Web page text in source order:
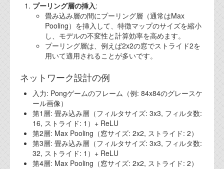
プーリング層の挿入:
畳み込み層の間にプーリング層（通常はMax
Pooling）を挿入して、特徴マップのサイズを縮小
し、モデルの不変性と計算効率を高めます。
プーリング層は、例えば2x2の窓でストライド2を
用いて適用されることが多いです。
ネットワーク設計の例
入力: Pongゲームのフレーム（例: 84x84のグレースケ
ール画像）
第1層: 畳み込み層（フィルタサイズ: 3x3, フィルタ数:
16, ストライド: 1）+ ReLU
第2層: Max Pooling（窓サイズ: 2x2, ストライド: 2）
第3層: 畳み込み層（フィルタサイズ: 3x3, フィルタ数:
32, ストライド: 1）+ ReLU
第4層: Max Pooling（窓サイズ: 2x2, ストライド: 2）